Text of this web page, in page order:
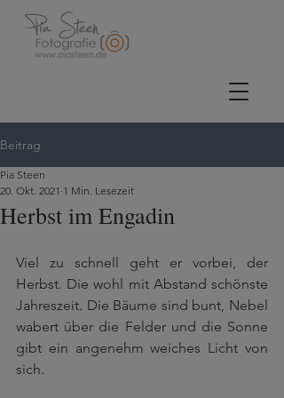
Beitrag
Herbst im Engadin
Pia Steen
20. Okt. 2021 1 Min. Lesezeit
Viel zu schnell geht er vorbei, der
Herbst. Die wohl mit Abstand schönste
Jahreszeit. Die Bäume sind bunt, Nebel
wabert über die Felder und die Sonne
gibt ein angenehm weiches Licht von
sich.